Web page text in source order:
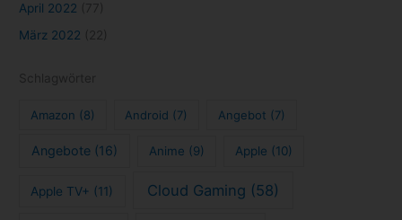
April 2022
März 2022
Amazon (8) Android (7) Angebot (7)
Angebote(16) Anime (9) Apple (10)
Apple TV+ (11) Cloud Gaming (58)